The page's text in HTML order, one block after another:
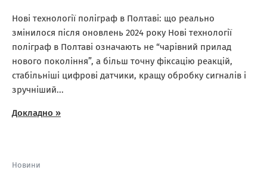
Нові технології поліграф в Полтаві: що реально
змінилося після оновлень 2024 року Нові технології
поліграф в Полтаві означають не “чарівний прилад
нового покоління”, а більш точну фіксацію реакцій,
стабільніші цифрові датчики, кращу обробку сигналів і
зручніший...
Докладно »
Новини